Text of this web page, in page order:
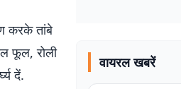
करके तांबे
फूल, रोली
दें.
वायरल खबरें